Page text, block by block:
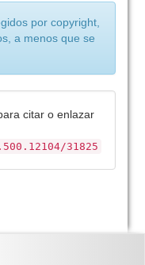
por copyright,
a menos que se
citar o enlazar
31825